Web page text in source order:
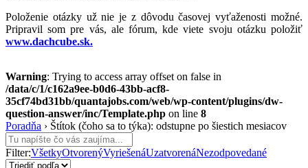
Položenie otázky už nie je z dôvodu časovej vyťaženosti možné.
Pripravil som pre vás, ale fórum, kde viete svoju otázku položiť
www.dachcube.sk.
Warning: Trying to access array offset on false in
/data/c/1/c162a9ee-b0d6-43bb-acf8-
35cf74bd31bb/quantajobs.com/web/wp-content/plugins/dw-
question-answer/inc/Template.php on line 8
Poradňa › Štítok (čoho sa to týka): odstupne po šiestich mesiacov
Filter:VšetkyOtvorenýVyriešenáUzatvorenáNezodpovedané